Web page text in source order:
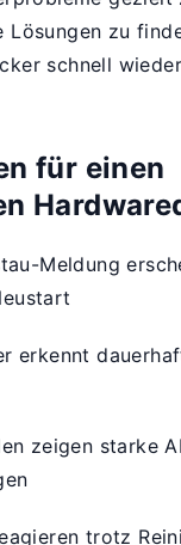
Lösungen zu
schnell
für einen
Meldung
erkennt
zeigen starke
trotz